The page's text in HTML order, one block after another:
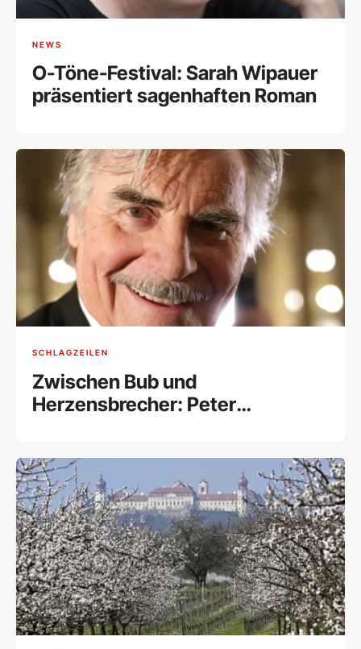
NEWS
O-Töne-Festival: Sarah Wipauer
präsentiert sagenhaften Roman
SCHLAGZEILEN
Zwischen Bub und
Herzensbrecher: Peter